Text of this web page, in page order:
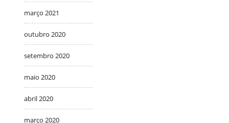
março 2021
outubro 2020
setembro 2020
maio 2020
abril 2020
março 2020